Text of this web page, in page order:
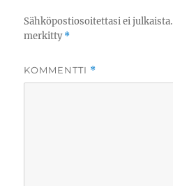
Sähköpostiosoitettasi ei julkaista.
merkitty*
KOMMENTTI *